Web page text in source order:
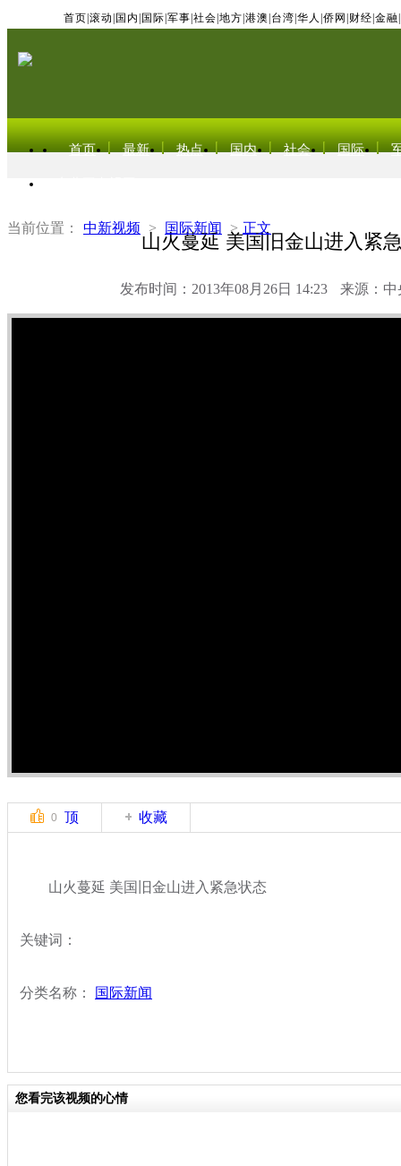
首页 滚动 国内 国际 军事 社会 地方 港澳 台湾 华人 侨网 财经 金融
首页 最新 热点 国内 社会 国际
当前位置： 中新视频 > 国际新闻 > 正文
山火蔓延 美国旧金山进入紧
发布时间：2013年08月26日 14:23 来源：中
0 顶 收藏
山火蔓延 美国旧金山进入紧急状态
关键词：
分类名称： 国际新闻
您看完该视频的心情